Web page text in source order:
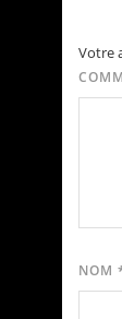
Votre
NOM